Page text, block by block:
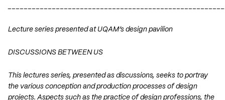
Lecture series presented at UQAM’s design pavilion
DISCUSSIONS BETWEEN US
This lectures series, presented as discussions, seeks to portray
the various conception and production processes of design
projects. Aspects such as the practice of design professions, the